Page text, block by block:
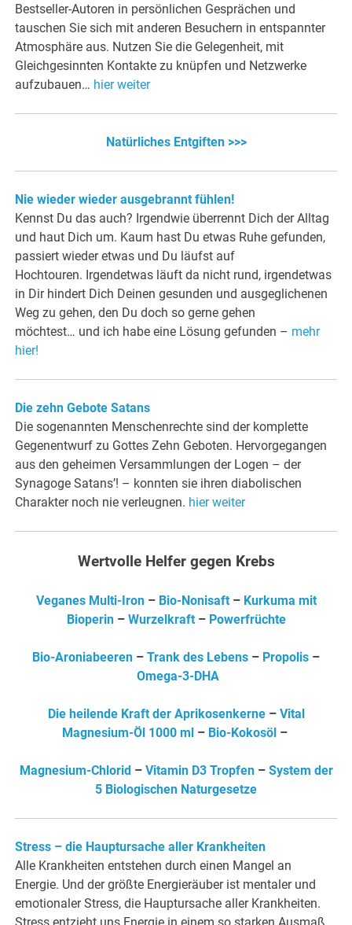
Bestseller-Autoren in persönlichen Gesprächen und
tauschen Sie sich mit anderen Besuchern in entspannter
Atmosphäre aus. Nutzen Sie die Gelegenheit, mit
Gleichgesinnten Kontakte zu knüpfen und Netzwerke
aufzubauen… hier weiter
Natürliches Entgiften >>>
Nie wieder wieder ausgebrannt fühlen!
Kennst Du das auch? Irgendwie überrennt Dich der Alltag
und haut Dich um. Kaum hast Du etwas Ruhe gefunden,
passiert wieder etwas und Du läufst auf
Hochtouren. Irgendetwas läuft da nicht rund, irgendetwas
in Dir hindert Dich Deinen gesunden und ausgeglichenen
Weg zu gehen, den Du doch so gerne gehen
möchtest… und ich habe eine Lösung gefunden – mehr
hier!
Die zehn Gebote Satans
Die sogenannten Menschenrechte sind der komplette
Gegenentwurf zu Gottes Zehn Geboten. Hervorgegangen
aus den geheimen Versammlungen der Logen – der
Synagoge Satans’! – konnten sie ihren diabolischen
Charakter noch nie verleugnen. hier weiter
Wertvolle Helfer gegen Krebs
Veganes Multi-Iron– Bio-Nonisaft– Kurkuma mit
Bioperin– Wurzelkraft– Powerfrüchte
Bio-Aroniabeeren – Trank des Lebens – Propolis –
Omega-3-DHA
Die heilende Kraft der Aprikosenkerne– Vital
Magnesium-Öl 1000 ml– Bio-Kokosöl–
Magnesium-Chlorid– Vitamin D3 Tropfen– System der
5 Biologischen Naturgesetze
Stress – die Hauptursache aller Krankheiten
Alle Krankheiten entstehen durch einen Mangel an
Energie. Und der größte Energieräuber ist mentaler und
emotionaler Stress, die Hauptursache aller Krankheiten.